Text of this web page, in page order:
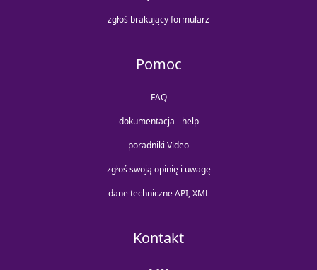
zgłoś brakujący formularz
Pomoc
FAQ
dokumentacja - help
poradniki Video
zgłoś swoją opinię i uwagę
dane techniczne API, XML
Kontakt